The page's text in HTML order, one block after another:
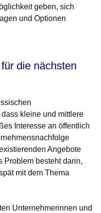
geben, sich
und Optionen
die nächsten
kleine und mittlere
Interesse an öffentlich
Angebote
Problem besteht darin,
mit dem Thema
Unternehmerinnen und